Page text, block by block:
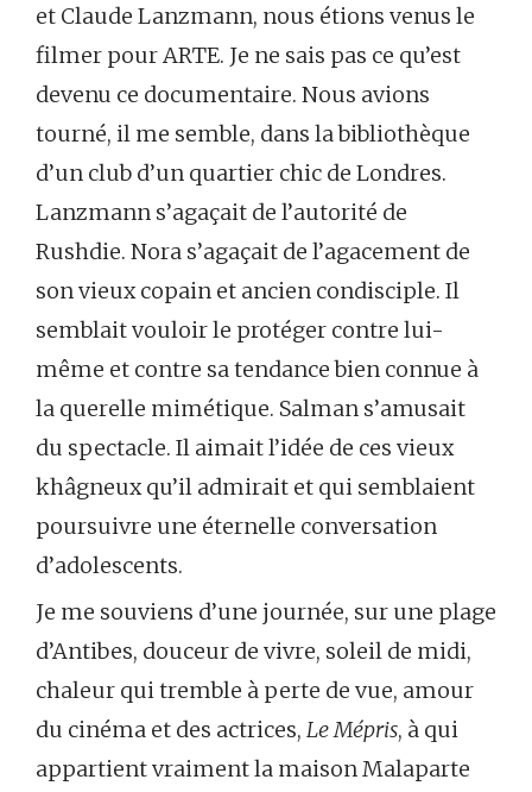
et Claude Lanzmann, nous étions venus le
filmer pour ARTE. Je ne sais pas ce qu’est
devenu ce documentaire. Nous avions
tourné, il me semble, dans la bibliothèque
d’un club d’un quartier chic de Londres.
Lanzmann s’agaçait de l’autorité de
Rushdie. Nora s’agaçait de l’agacement de
son vieux copain et ancien condisciple. Il
semblait vouloir le protéger contre lui-
même et contre sa tendance bien connue à
la querelle mimétique. Salman s’amusait
du spectacle. Il aimait l’idée de ces vieux
khâgneux qu’il admirait et qui semblaient
poursuivre une éternelle conversation
d’adolescents.
Je me souviens d’une journée, sur une plage
d’Antibes, douceur de vivre, soleil de midi,
chaleur qui tremble à perte de vue, amour
du cinéma et des actrices, Le Mépris, à qui
appartient vraiment la maison Malaparte